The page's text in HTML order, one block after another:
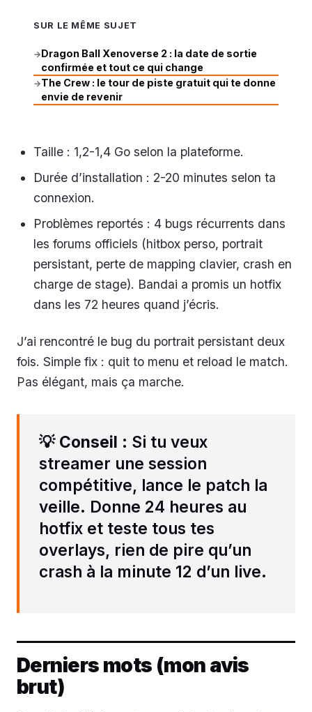
SUR LE MÊME SUJET
→Dragon Ball Xenoverse 2 : la date de sortie
confirmée et tout ce qui change
→The Crew : le tour de piste gratuit qui te donne
envie de revenir
Taille : 1,2-1,4 Go selon la plateforme.
Durée d’installation : 2-20 minutes selon ta
connexion.
Problèmes reportés : 4 bugs récurrents dans
les forums officiels (hitbox perso, portrait
persistant, perte de mapping clavier, crash en
charge de stage). Bandai a promis un hotfix
dans les 72 heures quand j’écris.
J’ai rencontré le bug du portrait persistant deux
fois. Simple fix : quit to menu et reload le match.
Pas élégant, mais ça marche.
💡 Conseil : Si tu veux
streamer une session
compétitive, lance le patch la
veille. Donne 24 heures au
hotfix et teste tous tes
overlays, rien de pire qu’un
crash à la minute 12 d’un live.
Derniers mots (mon avis
brut)